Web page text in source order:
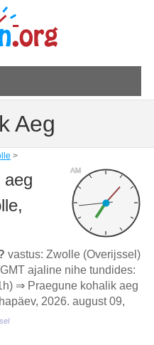
Aeg
>
AM
vastus: Zwolle (Overijssel)
ajaline nihe tundides:
⇒ Praegune kohalik aeg
2026. august 09,